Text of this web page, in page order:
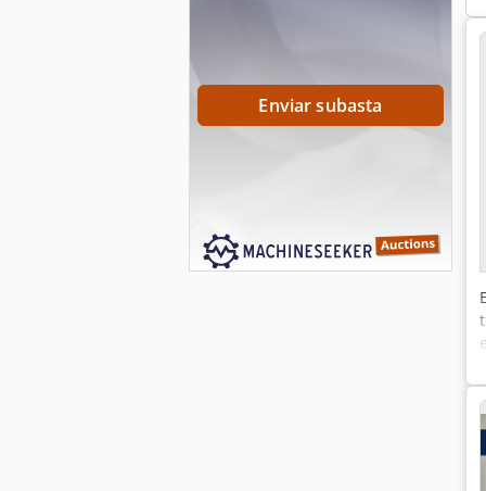
Enviar subasta